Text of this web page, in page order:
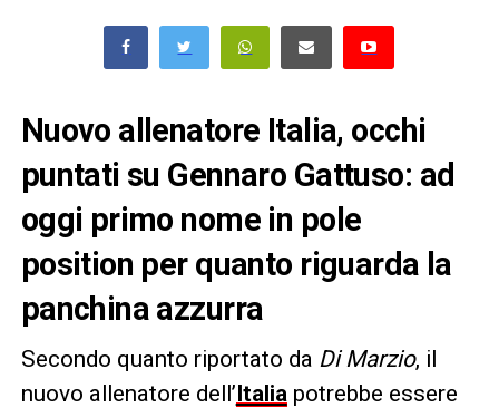
Nuovo allenatore Italia, occhi
puntati su Gennaro Gattuso: ad
oggi primo nome in pole
position per quanto riguarda la
panchina azzurra
Secondo quanto riportato da Di Marzio, il
nuovo allenatore dell’Italia potrebbe essere